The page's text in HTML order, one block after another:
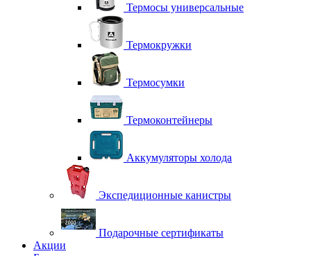
Термосы универсальные
Термокружки
Термосумки
Термоконтейнеры
Аккумуляторы холода
Экспедиционные канистры
Подарочные сертификаты
Акции